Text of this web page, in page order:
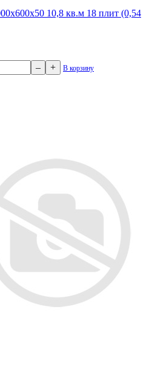
10,8 кв.м 18 плит (0,54
– + В корзину